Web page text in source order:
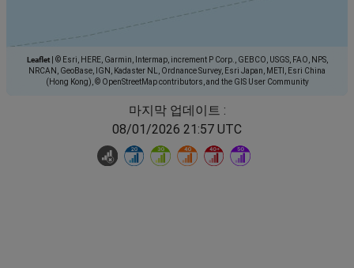
Leaflet
© Esri, HERE, Garmin, Intermap, increment P Corp., GEBCO, USGS, FAO, NPS,
NRCAN, GeoBase, IGN, Kadaster NL, Ordnance Survey, Esri Japan, METI, Esri China
(Hong Kong), © OpenStreetMap contributors, and the GIS User Community
마지막 업데이트 :
08/01/2026 21:57 UTC